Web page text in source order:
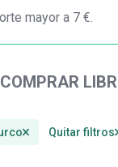
mayor a 7 €.
COMPRAR
Quitar filtros